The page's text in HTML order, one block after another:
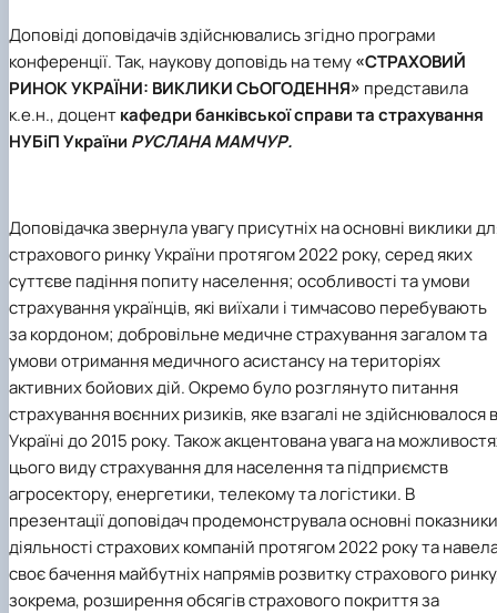
Доповіді доповідачів здійснювались згідно програми
конференції. Так, наукову доповідь на тему«СТРАХОВИЙ
РИНОК УКРАЇНИ: ВИКЛИКИ СЬОГОДЕННЯ» представила
к.е.н., доценткафедри банківської справи та страхування
НУБіПУкраїни РУСЛАНА МАМЧУР.
Доповідачка звернула увагу присутніх на основні виклики
страхового ринку України протягом 2022 року, серед яких
суттєве падіння попиту населення; особливості та умови
страхування українців, які виїхали і тимчасово перебувають
за кордоном; добровільне медичне страхування загалом та
умови отримання медичного асистансу на територіях
активних бойових дій. Окремо було розглянуто питання
страхування воєнних ризиків, яке взагалі не здійснювалося в
Україні до 2015 року. Також акцентована увага на
цього виду страхування для населення та підприємств
агросектору, енергетики, телекому та логістики. В
презентації доповідач продемонструвала основні показники
діяльності страхових компаній протягом 2022 року та
своє бачення майбутніх напрямів розвитку страхового
зокрема, розширення обсягів страхового покриття за